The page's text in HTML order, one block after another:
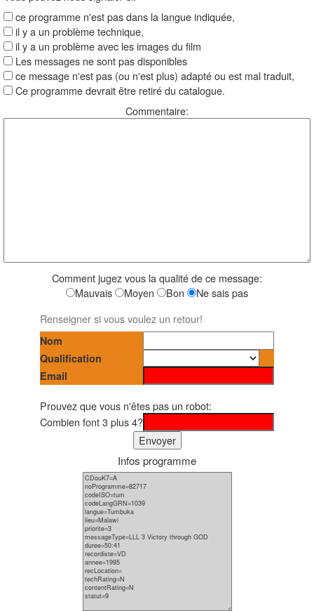
ce programme n'est pas dans la langue indiquée,
il y a un problème technique,
il y a un problème avec les images du film
Les messages ne sont pas disponibles
ce message n'est pas (ou n'est plus) adapté ou est mal traduit,
Ce programme devrait être retiré du catalogue.
Commentaire:
Comment jugez vous la qualité de ce message:
Mauvais
Moyen Bon
Ne sais pas
Renseigner si vous voulez un retour!
Nom
Qualification
Email
Prouvez que vous n'êtes pas un robot:
Combien font 3 plus 4?
Infos programme